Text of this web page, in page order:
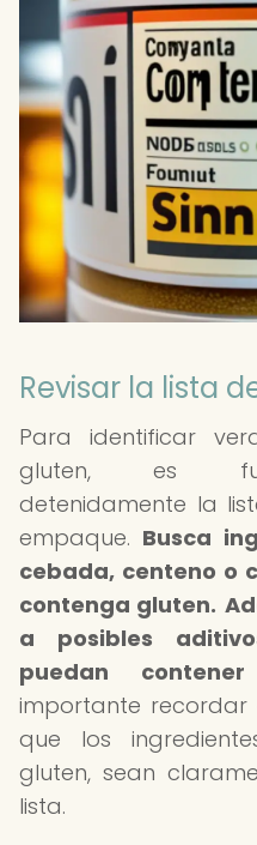
Revisar la lista
Para identificar
gluten, es
detenidamente la
empaque. Busca
cebada, centeno o
contenga gluten.
a posibles
puedan
importante recordar
que los
gluten, sean
lista.